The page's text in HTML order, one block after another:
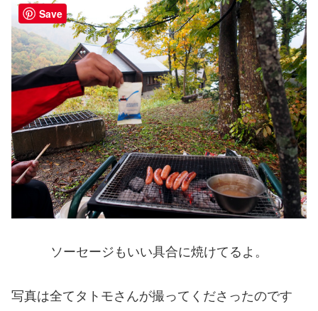
ソーセージもいい具合に焼けてるよ。
写真は全てタトモさんが撮ってくださったのです
Save